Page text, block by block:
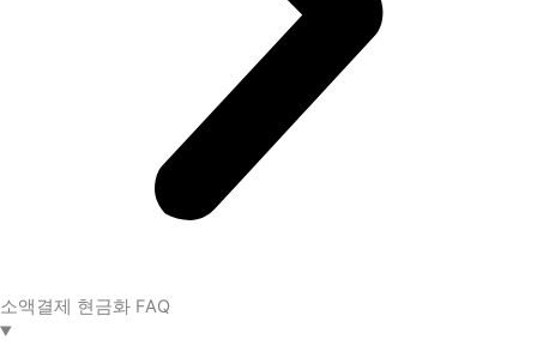
소액결제 현금화 FAQ​